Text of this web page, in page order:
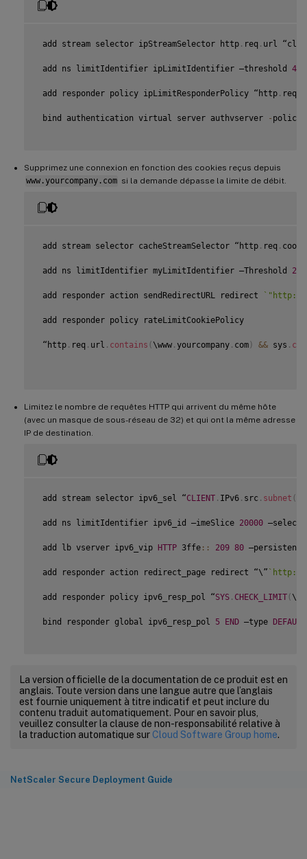
add stream selector ipStreamSelector http . req . url
add ns limitIdentifier ipLimitIdentifier –threshold 4
add responder policy ipLimitResponderPolicy “http . req
bind authentication virtual server authvserver - policy
Supprimez une connexion en fonction des cookies reçus depuis
www.yourcompany.com si la demande dépasse la limite de débit.
add stream selector cacheStreamSelector “http . req .
add ns limitIdentifier myLimitIdentifier –Threshold 2
add responder action sendRedirectURL redirect ` "http://
add responder policy rateLimitCookiePolicy
“http . req . url . contains \www . yourcompany . com ) && sys .
Limitez le nombre de requêtes HTTP qui arrivent du même hôte
(avec un masque de sous-réseau de 32) et qui ont la même adresse
IP de destination.
add stream selector ipv6_sel “CLIENT . IPv6 . src . subnet
add ns limitIdentifier ipv6_id –imeSlice 20000
add lb vserver ipv6_vip HTTP 3ffe : : 209 80
add responder action redirect_page redirect “\” ` http://
add responder policy ipv6_resp_pol “SYS . CHECK_LIMIT
bind responder global ipv6_resp_pol 5 END –type DEFAULT
La version officielle de la documentation de ce produit est en
anglais. Toute version dans une langue autre que l’anglais
est fournie uniquement à titre indicatif et peut inclure du
contenu traduit automatiquement. Pour en savoir plus,
veuillez consulter la clause de non-responsabilité relative à
la traduction automatique sur Cloud Software Group home.
NetScaler Secure Deployment Guide